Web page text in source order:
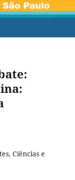
Ciências e